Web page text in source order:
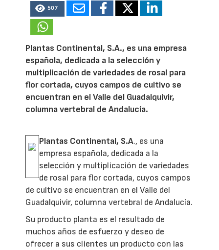
507
Plantas Continental, S.A., es una empresa
española, dedicada a la selección y
multiplicación de variedades de rosal para
flor cortada, cuyos campos de cultivo se
encuentran en el Valle del Guadalquivir,
columna vertebral de Andalucía.
Plantas Continental, S.A., es una
empresa española, dedicada a la
selección y multiplicación de variedades
de rosal para flor cortada, cuyos campos
de cultivo se encuentran en el Valle del
Guadalquivir, columna vertebral de Andalucía.
Su producto planta es el resultado de
muchos años de esfuerzo y deseo de
ofrecer a sus clientes un producto con las